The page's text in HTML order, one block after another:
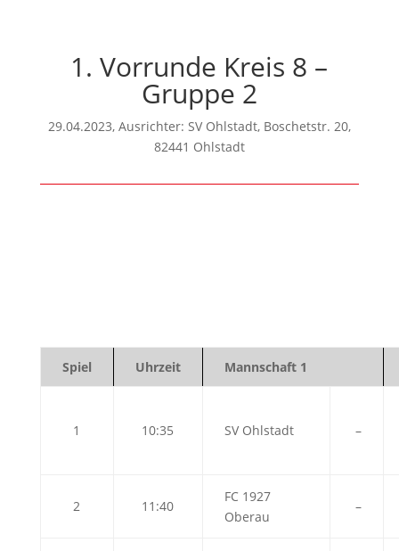
1. Vorrunde Kreis 8 –
Gruppe 2
29.04.2023, Ausrichter: SV Ohlstadt, Boschetstr. 20,
82441 Ohlstadt
Spiel Uhrzeit Mannschaft 1
1 10:35 SV Ohlstadt –
2 11:40
FC 1927
Oberau
–